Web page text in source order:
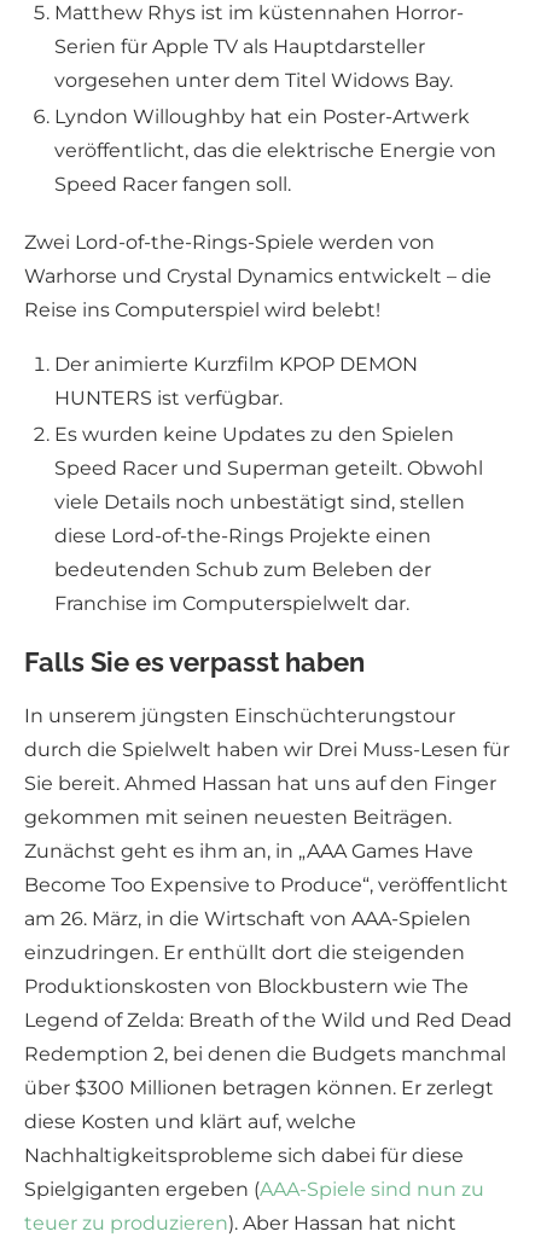
Matthew Rhys ist im küstennahen Horror-
Serien für Apple TV als Hauptdarsteller
vorgesehen unter dem Titel Widows Bay.
Lyndon Willoughby hat ein Poster-Artwerk
veröffentlicht, das die elektrische Energie von
Speed Racer fangen soll.
Zwei Lord-of-the-Rings-Spiele werden von
Warhorse und Crystal Dynamics entwickelt – die
Reise ins Computerspiel wird belebt!
Der animierte Kurzfilm KPOP DEMON
HUNTERS ist verfügbar.
Es wurden keine Updates zu den Spielen
Speed Racer und Superman geteilt. Obwohl
viele Details noch unbestätigt sind, stellen
diese Lord-of-the-Rings Projekte einen
bedeutenden Schub zum Beleben der
Franchise im Computerspielwelt dar.
Falls Sie es verpasst haben
In unserem jüngsten Einschüchterungstour
durch die Spielwelt haben wir Drei Muss-Lesen für
Sie bereit. Ahmed Hassan hat uns auf den Finger
gekommen mit seinen neuesten Beiträgen.
Zunächst geht es ihm an, in „AAA Games Have
Become Too Expensive to Produce“, veröffentlicht
am 26. März, in die Wirtschaft von AAA-Spielen
einzudringen. Er enthüllt dort die steigenden
Produktionskosten von Blockbustern wie The
Legend of Zelda: Breath of the Wild und Red Dead
Redemption 2, bei denen die Budgets manchmal
über $300 Millionen betragen können. Er zerlegt
diese Kosten und klärt auf, welche
Nachhaltigkeitsprobleme sich dabei für diese
Spielgiganten ergeben (AAA-Spiele sind nun zu
teuer zu produzieren). Aber Hassan hat nicht